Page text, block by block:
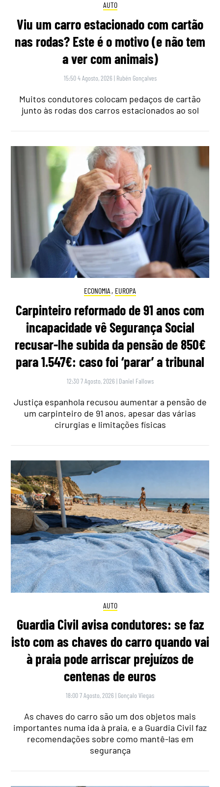
AUTO
Viu um carro estacionado com cartão
nas rodas? Este é o motivo (e não tem
a ver com animais)
15:50 4 Agosto, 2026 | Rubén Gonçalves
Muitos condutores colocam pedaços de cartão
junto às rodas dos carros estacionados ao sol
ECONOMIA , EUROPA
Carpinteiro reformado de 91 anos com
incapacidade vê Segurança Social
recusar-lhe subida da pensão de 850€
para 1.547€: caso foi ‘parar’ a tribunal
12:30 7 Agosto, 2026 | Daniel Fallows
Justiça espanhola recusou aumentar a pensão de
um carpinteiro de 91 anos, apesar das várias
cirurgias e limitações físicas
AUTO
Guardia Civil avisa condutores: se faz
isto com as chaves do carro quando vai
à praia pode arriscar prejuízos de
centenas de euros
18:00 7 Agosto, 2026 | Gonçalo Viegas
As chaves do carro são um dos objetos mais
importantes numa ida à praia, e a Guardia Civil faz
recomendações sobre como mantê-las em
segurança